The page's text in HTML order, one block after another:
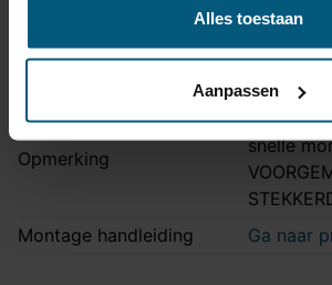
Alles toestaan
Aanpassen
Vrijschakelen nodig
Nee
45-60 min.
Opmerking
Ook LED
snelle
Montage handleiding
Ga naar